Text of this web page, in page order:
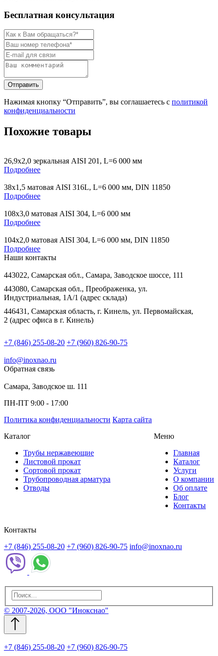
Бесплатная консультация
Нажимая кнопку “Отправить”, вы соглашаетесь с политикой
конфиденциальности
Похожие товары
26,9х2,0 зеркальная AISI 201, L=6 000 мм
Подробнее
38х1,5 матовая AISI 316L, L=6 000 мм, DIN 11850
Подробнее
108х3,0 матовая AISI 304, L=6 000 мм
Подробнее
104х2,0 матовая AISI 304, L=6 000 мм, DIN 11850
Подробнее
Наши контакты
443022, Самарская обл., Самара, Заводское шоссе, 111
443080, Самарская обл., Преображенка, ул.
Индустриальная, 1А/1 (адрес склада)
446431, Самарская область, г. Кинель, ул. Первомайская,
2 (адрес офиса в г. Кинель)
+7 (846) 255-08-20 +7 (960) 826-90-75
info@inoxnao.ru
Обратная связь
Самара, Заводское ш. 111
ПН-ПТ 9:00 - 17:00
Политика конфиденциальности Карта сайта
Каталог
Трубы нержавеющие
Листовой прокат
Сортовой прокат
Трубопроводная арматура
Отводы
Меню
Главная
Каталог
Услуги
О компании
Об оплате
Блог
Контакты
Контакты
+7 (846) 255-08-20 +7 (960) 826-90-75 info@inoxnao.ru
© 2007-2026, ООО "Инокснао"
+7 (846) 255-08-20 +7 (960) 826-90-75